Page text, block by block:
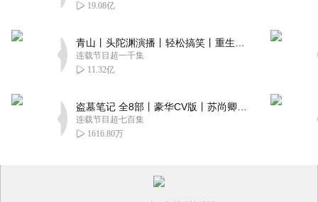
19.08亿
连载节目超一千集
11.32亿
连载节目超七百集
1616.80万